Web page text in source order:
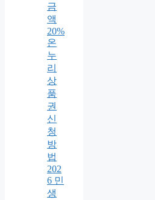
금
액
20%
온
누
리
상
품
권
신
청
방
법
202
6 민
생